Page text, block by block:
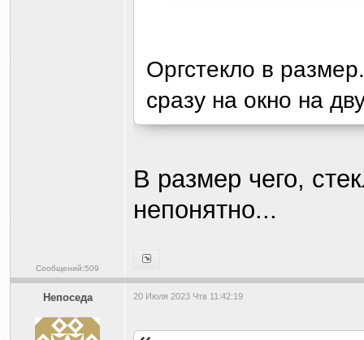
Сообщений:509
Оргстекло в
сразу на окно на
В размер чего,
непонятно...
Непоседа 20 Июля 2023 Чтв 11:42:19